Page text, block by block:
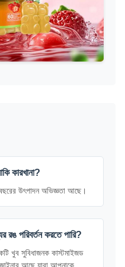
কারখানা?
উৎপাদন অভিজ্ঞতা আছে।
রঙ পরিবর্তন করতে পারি?
খুব সুবিধাজনক কাস্টমাইজড